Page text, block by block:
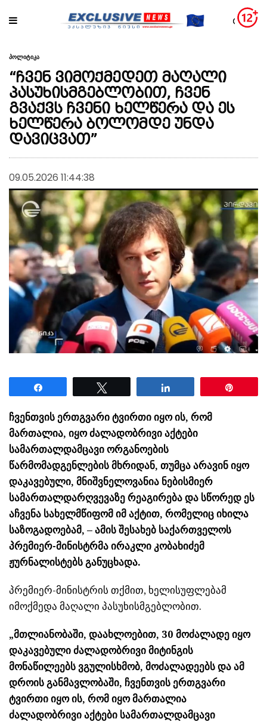
პოლიტიკა
“ჩვენ ვიმოქმედეთ მაღალი
პასუხისმგებლობით, ჩვენ
გვაქვს ჩვენი ხელწერა და ეს
ხელწერა ბოლომდე უნდა
დავიცვათ”
09.05.2026 11:44:38
ჩვენთვის ერთგვარი ტვირთი იყო ის, რომ
მართალია, იყო ძალადობრივი აქტები
სამართალდამცავი ორგანოების
წარმომადგენლების მხრიდან, თუმცა არავინ იყო
დაკავებული, მნიშვნელოვანია ნებისმიერ
სამართალდარღვევაზე რეაგირება და სწორედ ეს
აჩვენა სახელმწიფომ იმ აქტით, რომელიც იხილა
საზოგადოებამ, – ამის შესახებ საქართველოს
პრემიერ-მინისტრმა ირაკლი კობახიძემ
ჟურნალისტებს განუცხადა.
პრემიერ-მინისტრის თქმით, ხელისუფლებამ
იმოქმედა მაღალი პასუხისმგებლობით.
„მთლიანობაში, დაახლოებით, 30 მოძალადე იყო
დაკავებული ძალადობრივი მიტინგის
მონაწილეებს ვგულისხმობ, მოძალადეებს და ამ
დროის განმავლობაში, ჩვენთვის ერთგვარი
ტვირთი იყო ის, რომ იყო მართალია
ძალადობრივი აქტები სამართალდამცავი